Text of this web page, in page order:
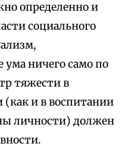
определенно и
социального
ума ничего само по
тяжести в
и в воспитании
личности) должен